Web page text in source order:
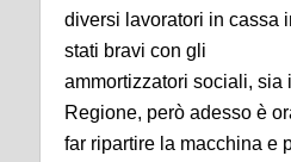
diversi lavoratori in cassa
stati bravi con gli
ammortizzatori sociali, sia
Regione, però adesso è
far ripartire la macchina e